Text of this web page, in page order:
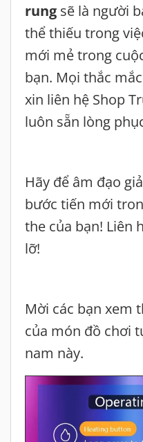
rung sẽ là người
thể thiếu trong
mới mẻ trong
bạn. Mọi thắc
xin liên hệ Shop
luôn sẵn lòng
Hãy để âm đạo
bước tiến mới
the của bạn! Liên
lỡ!
Mời các bạn xem
của món đồ chơi
nam này.